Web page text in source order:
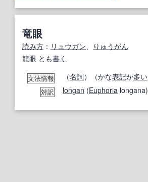
竜眼
読み方 ： リュウガン
りゅうがん
龍眼 とも書く
文法情報 （名詞）（かな表記が多い
対訳 longan (Euphoria longana)